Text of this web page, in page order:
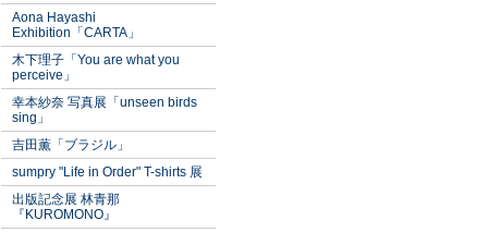
Aona Hayashi
Exhibition「CARTA」
木下理子「You are what you
perceive」
幸本紗奈 写真展「unseen birds
sing」
吉田薫「ブラジル」
sumpry "Life in Order" T-shirts 展
出版記念展 林青那
『KUROMONO』